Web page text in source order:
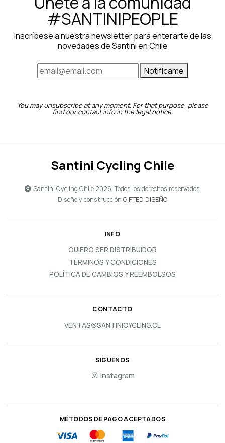
#SANTINIPEOPLE
Inscríbese a nuestra newsletter para enterarte de las
novedades de Santini en Chile
Notifícame
You may unsubscribe at any moment. For that purpose, please
find our contact info in the legal notice.
Santini Cycling Chile
Santini Cycling Chile 2026. Todos los derechos reservados.
Diseño y construcción GIFTED DISEÑO
INFO
QUIERO SER DISTRIBUIDOR
TÉRMINOS Y CONDICIONES
POLÍTICA DE CAMBIOS Y REEMBOLSOS
CONTACTO
VENTAS@SANTINICYCLING.CL
SÍGUENOS
Instagram
MÉTODOS DE PAGO ACEPTADOS